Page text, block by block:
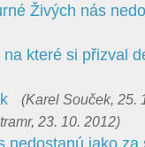
Živých nás
které si přizval
(Karel Souček, 25.
23. 10. 2012)
nedostanú jako